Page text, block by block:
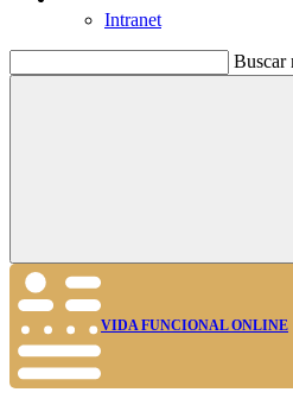
Intranet
Buscar
Buscar
VIDA FUNCIONAL ONLINE